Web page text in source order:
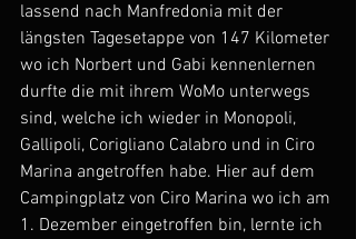
lassend nach Manfredonia mit der
längsten Tagesetappe von 147 Kilometer
wo ich Norbert und Gabi kennenlernen
durfte die mit ihrem WoMo unterwegs
sind, welche ich wieder in Monopoli,
Gallipoli, Corigliano Calabro und in Ciro
Marina angetroffen habe. Hier auf dem
Campingplatz von Ciro Marina wo ich am
1. Dezember eingetroffen bin, lernte ich